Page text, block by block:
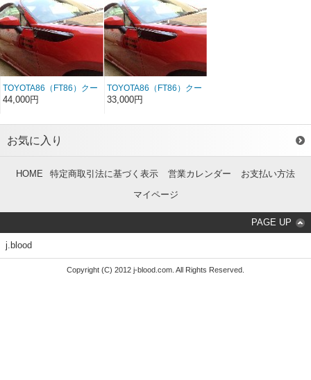
TOYOTA86（FT86）クー
リングガーニッシュ カ
44,000円
TOYOTA86（FT86）クー
リングガーニッシュ
33,000円
お気に入り
HOME 特定商取引法に基づく表示 営業カレンダー
お支払い方法
マイページ
PAGE UP
j.blood
Copyright (C) 2012 j-blood.com. All Rights Reserved.